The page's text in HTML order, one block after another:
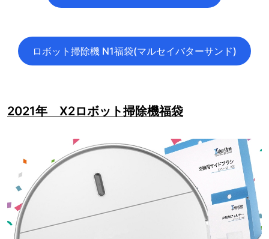
ロボット掃除機 N1福袋(マルセイバターサンド)
2021年 X2ロボット掃除機福袋